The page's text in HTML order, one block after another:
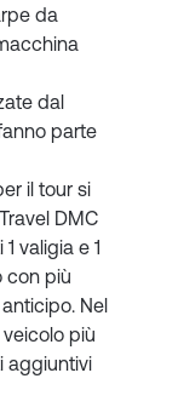
da
dal
parte
il tour si
DMC
valigia e 1
con più
Nel
più
aggiuntivi